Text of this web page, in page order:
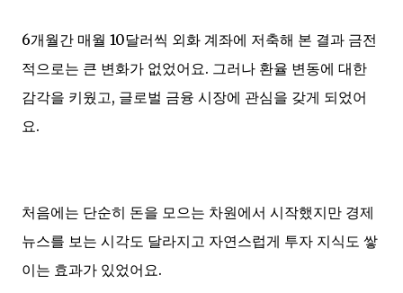
6개월간 매월 10달러씩 외화 계좌에 저축해 본 결과 금전
적으로는 큰 변화가 없었어요. 그러나 환율 변동에 대한
감각을 키웠고, 글로벌 금융 시장에 관심을 갖게 되었어
요.
처음에는 단순히 돈을 모으는 차원에서 시작했지만 경제
뉴스를 보는 시각도 달라지고 자연스럽게 투자 지식도 쌓
이는 효과가 있었어요.